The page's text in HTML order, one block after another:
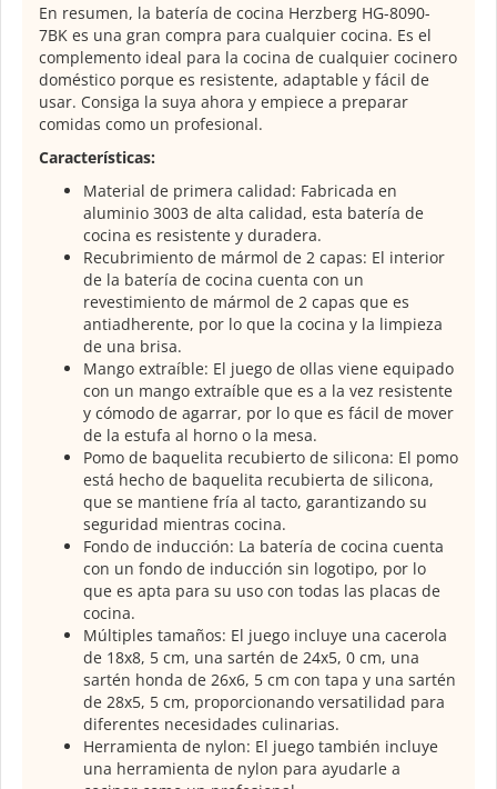
En resumen, la batería de cocina Herzberg HG-8090-
7BK es una gran compra para cualquier cocina. Es el
complemento ideal para la cocina de cualquier cocinero
doméstico porque es resistente, adaptable y fácil de
usar. Consiga la suya ahora y empiece a preparar
comidas como un profesional.
Características:
Material de primera calidad: Fabricada en
aluminio 3003 de alta calidad, esta batería de
cocina es resistente y duradera.
Recubrimiento de mármol de 2 capas: El interior
de la batería de cocina cuenta con un
revestimiento de mármol de 2 capas que es
antiadherente, por lo que la cocina y la limpieza
de una brisa.
Mango extraíble: El juego de ollas viene equipado
con un mango extraíble que es a la vez resistente
y cómodo de agarrar, por lo que es fácil de mover
de la estufa al horno o la mesa.
Pomo de baquelita recubierto de silicona: El pomo
está hecho de baquelita recubierta de silicona,
que se mantiene fría al tacto, garantizando su
seguridad mientras cocina.
Fondo de inducción: La batería de cocina cuenta
con un fondo de inducción sin logotipo, por lo
que es apta para su uso con todas las placas de
cocina.
Múltiples tamaños: El juego incluye una cacerola
de 18x8, 5 cm, una sartén de 24x5, 0 cm, una
sartén honda de 26x6, 5 cm con tapa y una sartén
de 28x5, 5 cm, proporcionando versatilidad para
diferentes necesidades culinarias.
Herramienta de nylon: El juego también incluye
una herramienta de nylon para ayudarle a